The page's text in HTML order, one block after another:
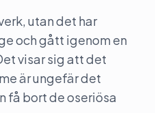
utan det har
och gått igenom en
visar sig att det
är ungefär det
få bort de oseriösa